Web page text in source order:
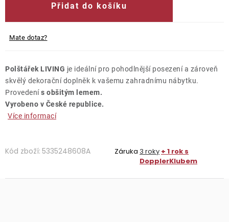
Přidat do košíku
Mate dotaz?
Polštářek LIVING je ideální pro pohodlnější posezení a zároveň
skvělý dekorační doplněk k vašemu zahradnímu nábytku.
Provedenís obšitým lemem.
Vyrobeno v České republice.
Více informací
Kód zboží: 5335248608A Záruka 3 roky + 1 rok s
DopplerKlubem